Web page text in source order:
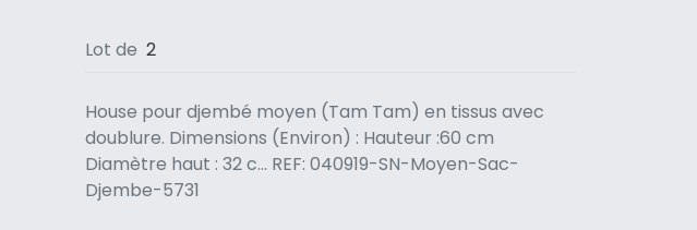
Lot de 2
House pour djembé moyen (Tam Tam) en tissus avec
doublure. Dimensions (Environ) : Hauteur :60 cm
Diamètre haut : 32 c... REF: 040919-SN-Moyen-Sac-
Djembe-5731